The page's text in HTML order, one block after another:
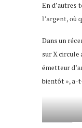
En d’autres
l’argent, où
Dans un
sur X circule
émetteur
bientôt », a-